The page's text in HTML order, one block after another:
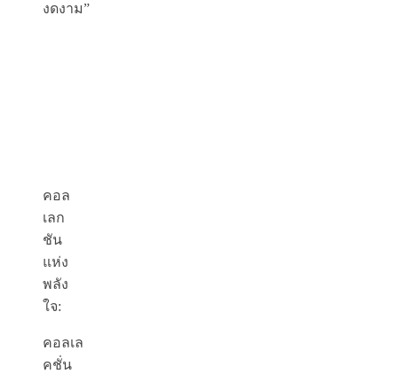
งดงาม”
คอล
เลก
ชัน
แห่ง
พลัง
ใจ:
คอลเล
คชั่น